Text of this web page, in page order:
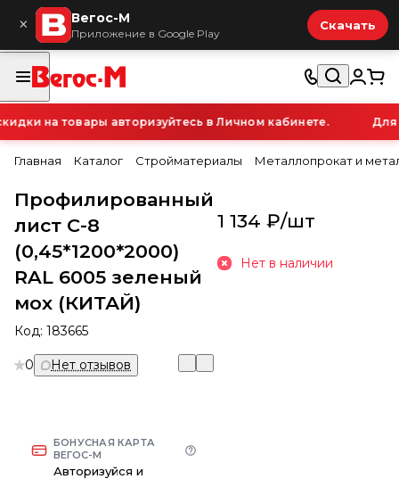
× Вегос-М
Приложение в Google Play
Скачать
на товары авторизуйтесь в Личном кабинете. Для
Главная Каталог Стройматериалы Металлопрокат и
Профилированный
лист С-8
(0,45*1200*2000)
RAL 6005 зеленый
мох (КИТАЙ)
Код: 183665
0 Нет отзывов
БОНУСНАЯ КАРТА
ВЕГОС-М
Авторизуйся и
1 134 ₽/шт
Нет в наличии